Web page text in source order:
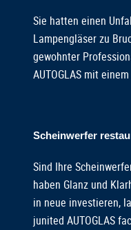
Sie hatten einen
Lampengläser zu
gewohnter
AUTOGLAS mit
Scheinwerfer
Sind Ihre
haben Glanz und
in neue investieren,
junited AUTOGLAS